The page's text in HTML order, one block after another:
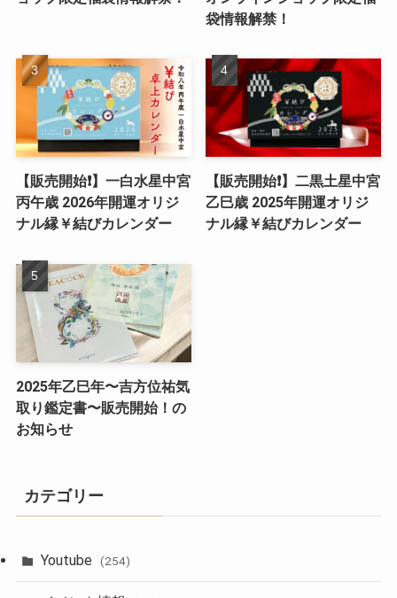
袋情報解禁！
【販売開始❗️】一白水星中宮
丙午歳 2026年開運オリジ
ナル縁￥結びカレンダー
【販売開始❗️】二黒土星中宮
乙巳歳 2025年開運オリジ
ナル縁￥結びカレンダー
2025年乙巳年〜吉方位祐気
取り鑑定書〜販売開始！の
お知らせ
カテゴリー
Youtube (254)